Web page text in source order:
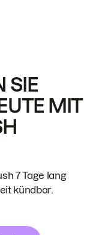
SIE
MIT
7 Tage lang
kündbar.